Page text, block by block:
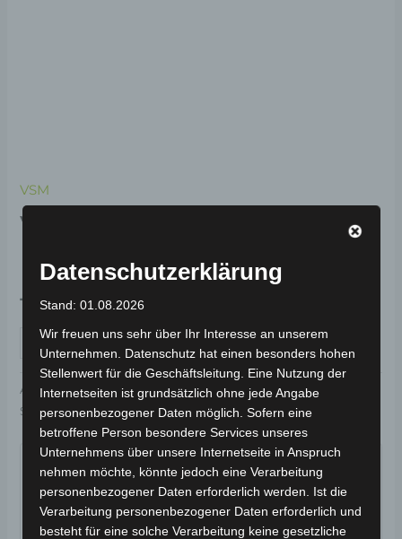
VSM
VSM VORDERE
RADACHSE
19,00€ *
IN DEN WARENKORB
Artikelnummer: 3H203-2005A-00 Kategorie:VSM
Schlagwort:Reifen & Räder
Datenschutzerklärung
Stand: 01.08.2026
Wir freuen uns sehr über Ihr Interesse an unserem
Unternehmen. Datenschutz hat einen besonders hohen
Stellenwert für die Geschäftsleitung. Eine Nutzung der
Internetseiten ist grundsätzlich ohne jede Angabe
personenbezogener Daten möglich. Sofern eine
betroffene Person besondere Services unseres
Unternehmens über unsere Internetseite in Anspruch
nehmen möchte, könnte jedoch eine Verarbeitung
personenbezogener Daten erforderlich werden. Ist die
Verarbeitung personenbezogener Daten erforderlich und
besteht für eine solche Verarbeitung keine gesetzliche